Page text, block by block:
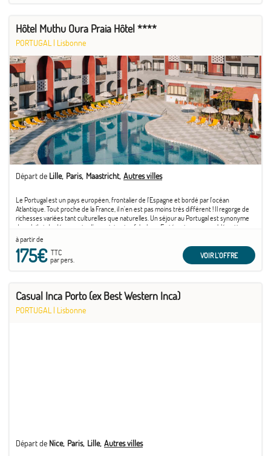
Hôtel Muthu Oura Praia Hôtel ****
PORTUGAL | Lisbonne
Départ de Lille Paris Maastricht Autres villes
Le Portugal est un pays européen, frontalier de l'Espagne et bordé par l'océan
Atlantique. Tout proche de la France, il n'en est pas moins très différent ! Il regorge de
richesses variées tant culturelles que naturelles. Un séjour au Portugal est synonyme
de soleil et de découverte d'un patrimoine fabuleux. En témoigne son emblématique
capitale ...
à partir de
175€TTC
par pers.
VOIR L'OFFRE
Casual Inca Porto (ex Best Western Inca)
PORTUGAL | Lisbonne
Départ de Nice Paris Lille Autres villes